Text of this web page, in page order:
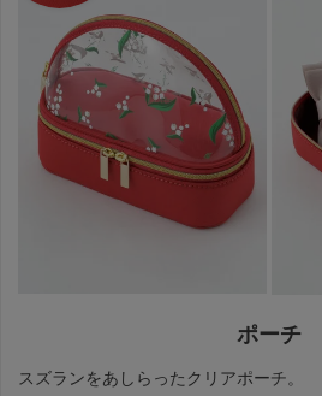
ポーチ
スズランをあしらったクリアポーチ。